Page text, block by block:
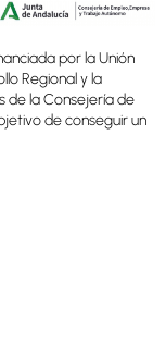
por la Unión
Regional y la
de la Consejería de
de conseguir un